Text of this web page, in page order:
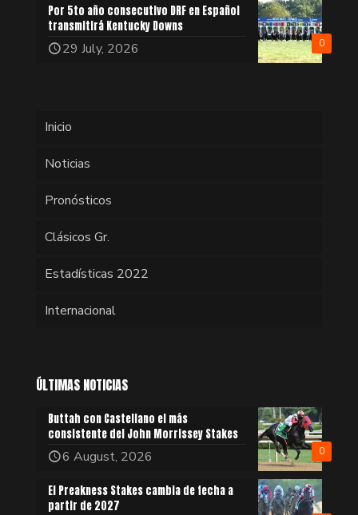
0
Por 5to año consecutivo DRF en Español
transmitirá Kentucky Downs
29 July, 2026
Inicio
Noticias
Pronósticos
Clásicos Gr.
Estadísticas 2022
Internacional
ÚLTIMAS NOTICIAS
0
Buttah con Castellano el más
consistente del John Morrissey Stakes
6 August, 2026
El Preakness Stakes cambia de fecha a
partir de 2027